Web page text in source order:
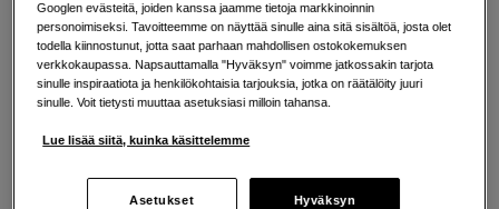
Henkilökohtaista palvelua
Tekniset tiedot
Googlen evästeitä, joiden kanssa jaamme tietoja markkinoinnin
personoimiseksi. Tavoitteemme on näyttää sinulle aina sitä sisältöä, josta olet
todella kiinnostunut, jotta saat parhaan mahdollisen ostokokemuksen
verkkokaupassa. Napsauttamalla "Hyväksyn" voimme jatkossakin tarjota
sinulle inspiraatiota ja henkilökohtaisia tarjouksia, jotka on räätälöity juuri
sinulle. Voit tietysti muuttaa asetuksiasi milloin tahansa.
Lue lisää siitä, kuinka käsittelemme
Asetukset Hyväksyn